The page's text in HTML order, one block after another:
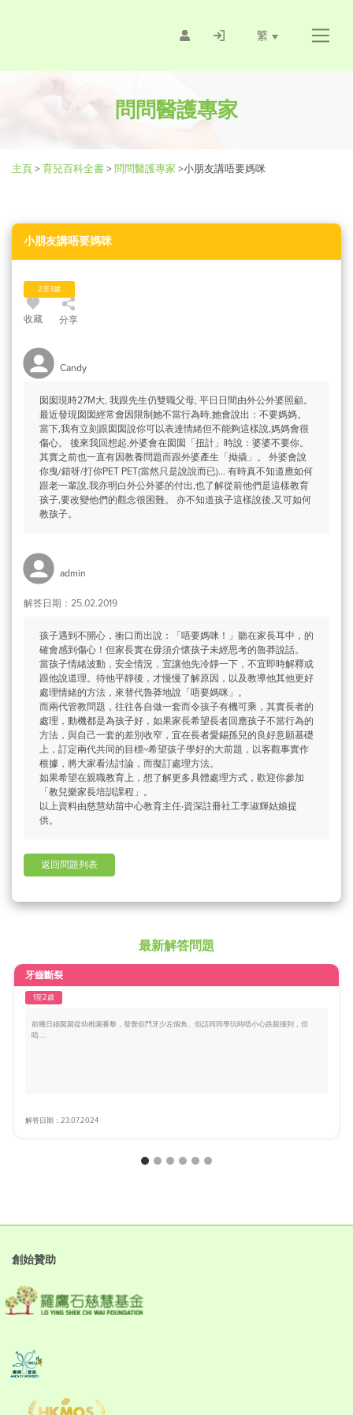
繁
問問醫護專家
主頁> 育兒百科全書> 問問醫護專家 >小朋友講唔要媽咪
小朋友講唔要媽咪
2至3歲
收藏 分享
Candy
囡囡現時27M大, 我跟先生仍雙職父母, 平日日間由外公外婆照顧。
最近發現囡囡經常會因限制她不當行為時,她會說出：不要媽媽。
當下,我有立刻跟囡囡說你可以表達情緒但不能夠這樣說,媽媽會很
傷心。 後來我回想起,外婆會在囡囡「扭計」時說：婆婆不要你。
其實之前也一直有因教養問題而跟外婆產生「拗撬」。 外婆會說
你曳/錯呀/打你PET PET(當然只是說說而已)... 有時真不知道應如何
跟老一輩說,我亦明白外公外婆的付出,也了解從前他們是這樣教育
孩子,要改變他們的觀念很困難。 亦不知道孩子這樣說後,又可如何
教孩子。
admin
解答日期：25.02.2019
孩子遇到不開心，衝口而出說：「唔要媽咪！」聽在家長耳中，的
確會感到傷心！但家長實在毋須介懷孩子未經思考的魯莽說話。
當孩子情緒波動，安全情況，宜讓他先冷靜一下，不宜即時解釋或
跟他說道理。待他平靜後，才慢慢了解原因，以及教導他其他更好
處理情緒的方法，來替代魯莽地說「唔要媽咪」。
而兩代管教問題，往往各自做一套而令孩子有機可乘，其實長者的
處理，動機都是為孩子好，如果家長希望長者回應孩子不當行為的
方法，與自己一套的差別收窄，宜在長者愛錫孫兒的良好意願基礎
上，訂定兩代共同的目標~希望孩子學好的大前題，以客觀事實作
根據，將大家看法討論，而擬訂處理方法。
如果希望在親職教育上，想了解更多具體處理方式，歡迎你參加
「教兒樂家長培訓課程」。
以上資料由慈慧幼苗中心教育主任‧資深註冊社工李淑輝姑娘提
供。
返回問題列表
最新解答問題
牙齒斷裂
1至2歲
前幾日細囡囡從幼稚園番黎，發覺佢門牙少左個角。佢話同同學玩時唔小心跌親撞到，但
唔.....
解答日期：23.07.2024
創始贊助